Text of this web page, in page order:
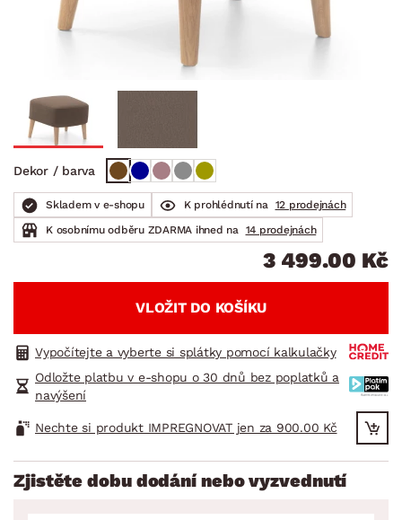
Dekor / barva
Skladem v e-shopu K prohlédnutí na
12 prodejnách
K osobnímu odběru ZDARMA ihned na
14 prodejnách
3 499.00 Kč
VLOŽIT DO KOŠÍKU
Vypočítejte a vyberte si splátky pomocí kalkulačky
Odložte platbu v e-shopu o 30 dnů bez poplatků a
navýšení
Nechte si produkt IMPREGNOVAT jen za 900.00 Kč
Zjistěte dobu dodání nebo vyzvednutí